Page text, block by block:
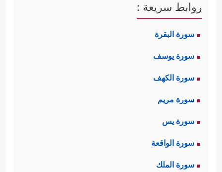
روابط سريعة :
سورة البقرة
سورة يوسف
سورة الكهف
سورة مريم
سورة يس
سورة الواقعة
سورة الملك